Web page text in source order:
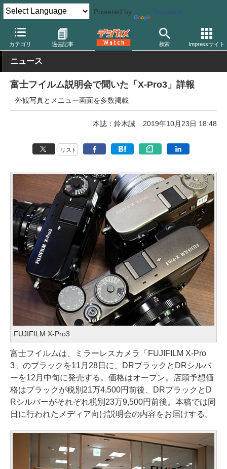
Powered by Translate
カテゴリ 過去記事 検索 Impressサイト
デジカメ Watch カメラ ミラーレスカメラ 富士フイルム
ニュース
富士フイルム説明会で聞いた「X-Pro3」詳報
外観写真とメニュー画面を多数掲載
本誌：鈴木誠 2019年10月23日 18:48
リスト
FUJIFILM X-Pro3
富士フイルムは、ミラーレスカメラ「FUJIFILM X-Pro
3」のブラックを11月28日に、DRブラックとDRシルバ
ーを12月中旬に発売する。価格はオープン。店頭予想価
格はブラックが税別21万4,500円前後、DRブラックとD
Rシルバーがそれぞれ税別23万9,500円前後。本稿では同
日に行われたメディア向け説明会の内容をお届けする。